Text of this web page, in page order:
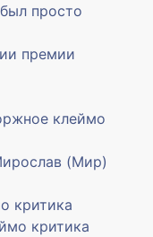
просто
премии
клеймо
(Мир)
критика
критика